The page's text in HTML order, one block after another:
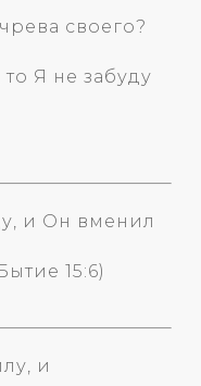
своего?
Я не забуду
и Он вменил
15:6)
и